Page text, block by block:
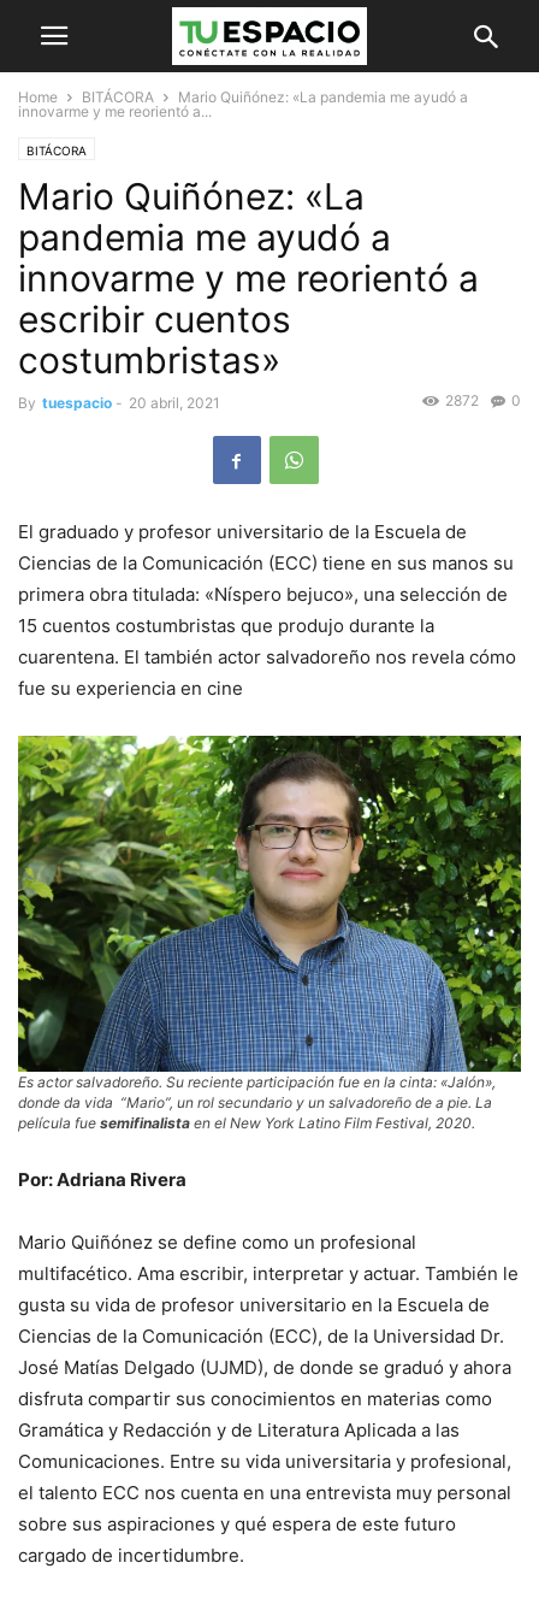
Home BITÁCORA
Mario Quiñónez: «La pandemia me ayudó a
innovarme y me reorientó a...
BITÁCORA
Mario Quiñónez: «La
pandemia me ayudó a
innovarme y me reorientó a
escribir cuentos
costumbristas»
By tuespacio - 20 abril, 2021 0
2872
El graduado y profesor universitario de la Escuela de
Ciencias de la Comunicación (ECC) tiene en sus manos su
primera obra titulada: «Níspero bejuco», una selección de
15 cuentos costumbristas que produjo durante la
cuarentena. El también actor salvadoreño nos revela cómo
fue su experiencia en cine
Es actor salvadoreño. Su reciente participación fue en la cinta: «Jalón»,
donde da vida “Mario”, un rol secundario y un salvadoreño de a pie. La
película fue semifinalista en el New York Latino Film Festival, 2020.
Por: Adriana Rivera
Mario Quiñónez se define como un profesional
multifacético. Ama escribir, interpretar y actuar. También le
gusta su vida de profesor universitario en la Escuela de
Ciencias de la Comunicación (ECC), de la Universidad Dr.
José Matías Delgado (UJMD), de donde se graduó y ahora
disfruta compartir sus conocimientos en materias como
Gramática y Redacción y de Literatura Aplicada a las
Comunicaciones. Entre su vida universitaria y profesional,
el talento ECC nos cuenta en una entrevista muy personal
sobre sus aspiraciones y qué espera de este futuro
cargado de incertidumbre.